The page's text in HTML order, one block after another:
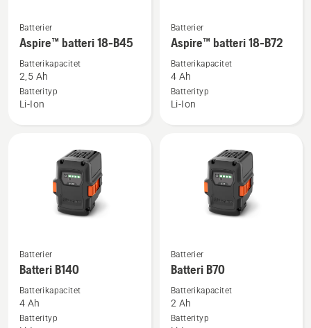
Se
mer
om
Aspire™
batteri
Batterier
Aspire™ batteri 18-B45
Batterikapacitet
2,5 Ah
Batterityp
Li-Ion
Se
mer
om
Aspire™
batteri
Batterier
Aspire™ batteri 18-B72
Batterikapacitet
4 Ah
Batterityp
Li-Ion
Se
mer
om
Batteri
Batterier
Batteri B140
Batterikapacitet
4 Ah
Batterityp
Se
mer
om
Batteri
Batterier
Batteri B70
Batterikapacitet
2 Ah
Batterityp